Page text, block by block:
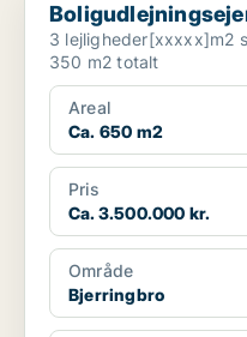
3 lejligheder[xxxxx]m2
350 m2 totalt
Areal
Ca. 650 m2
Pris
Ca. 3.500.000 kr.
Område
Bjerringbro